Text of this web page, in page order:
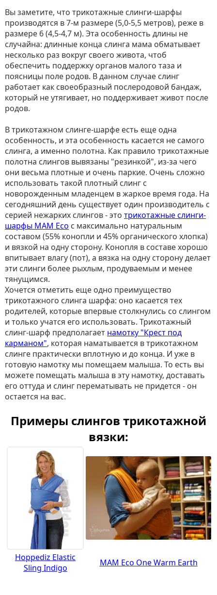
Вы заметите, что трикотажные слинги-шарфы
производятся в 7-м размере (5,0-5,5 метров), реже в
размере 6 (4,5-4,7 м). Эта особенность длины не
случайна: длинные конца слинга мама обматывает
несколько раз вокруг своего живота, чтоб
обеспечить поддержку органов малого таза и
поясницы поле родов. В данном случае слинг
работает как своеобразный послеродовой бандаж,
который не утягивает, но поддерживает живот после
родов.
В трикотажном слинге-шарфе есть еще одна
особенность, и эта особенность касается не самого
слинга, а именно полотна. Как правило трикотажные
полотна слингов вывязаны "резинкой", из-за чего
они весьма плотные и очень паркие. Очень сложно
использовать такой плотный слинг с
новорожденным младенцем в жаркое время года. На
сегодняшний день существует один производитель с
серией нежарких слингов - это трикотажные слинги-
шарфы MAM Eco с максимально натуральным
составом (55% конопли и 45% органического хлопка)
и вязкой на одну сторону. Конопля в составе хорошо
впитывает влагу (пот), а вязка на одну сторону делает
эти слинги более рыхлым, продуваемым и менее
тянущимся.
Хочется отметить еще одно преимущество
трикотажного слинга шарфа: оно касается тех
родителей, которые впервые столкнулись со слингом
и только учатся его использовать. Трикотажный
слинг-шарф предполагает намотку "Крест под
карманом", которая наматывается в трикотажном
слинге практически вплотную и до конца. И уже в
готовую намотку мы помещаем малыша. То есть вы
можете помещать малыша в эту намотку, доставать
его оттуда и слинг перематывать не придется - он
остается на вас.
Примеры слингов трикотажной
вязки:
Hoppediz Elastic
Sling Indigo
MAM Eco One Warm Earth